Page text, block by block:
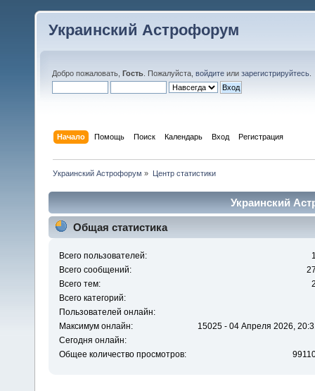
Украинский Астрофорум
Добро пожаловать, Гость . Пожалуйста, войдите или зарегистрируйтесь
Начало Помощь Поиск Календарь Вход Регистрация
Украинский Астрофорум » Центр статистики
Украинский
Общая статистика
Всего пользователей:
Всего сообщений:
Всего тем:
Всего категорий:
Пользователей онлайн:
Максимум онлайн:
15025 - 04 Апреля 2026,
Сегодня онлайн:
Общее количество просмотров: